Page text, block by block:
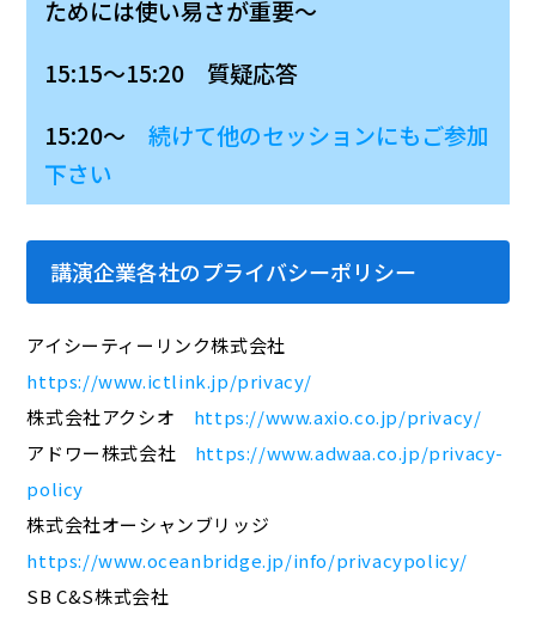
ためには使い易さが重要～
15:15～15:20 質疑応答
15:20～続けて他のセッションにもご参加
下さい
講演企業各社のプライバシーポリシー
アイシーティーリンク株式会社
https://www.ictlink.jp/privacy/
株式会社アクシオ https://www.axio.co.jp/privacy/
アドワー株式会社 https://www.adwaa.co.jp/privacy-
policy
株式会社オーシャンブリッジ
https://www.oceanbridge.jp/info/privacypolicy/
SB C&S株式会社